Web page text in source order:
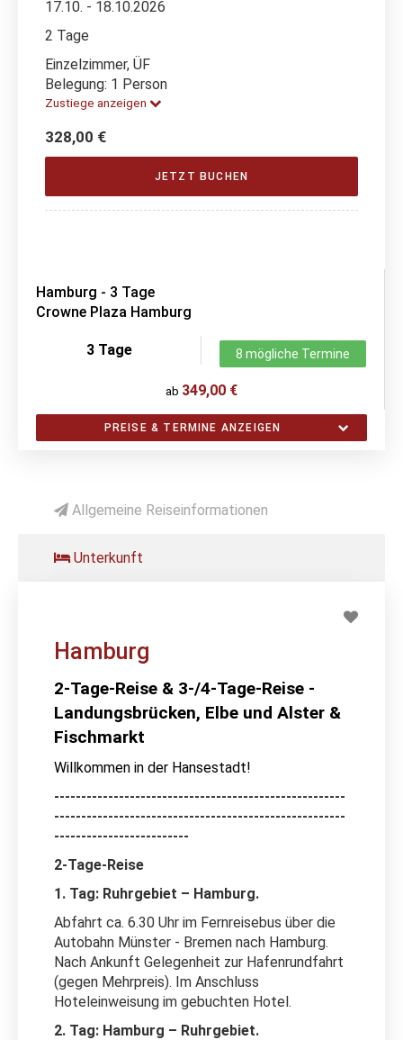
17.10. - 18.10.2026
2 Tage
Einzelzimmer, ÜF
Belegung: 1 Person
Zustiege anzeigen
328,00 €
JETZT BUCHEN
Hamburg - 3 Tage
Crowne Plaza Hamburg
3 Tage 8 mögliche Termine
ab 349,00 €
PREISE & TERMINE ANZEIGEN
Allgemeine Reiseinformationen
Unterkunft
Hamburg
2-Tage-Reise & 3-/4-Tage-Reise -
Landungsbrücken, Elbe und Alster &
Fischmarkt
Willkommen in der Hansestadt!
------------------------------------------------------
------------------------------------------------------
-------------------------
2-Tage-Reise
1. Tag: Ruhrgebiet – Hamburg.
Abfahrt ca. 6.30 Uhr im Fernreisebus über die
Autobahn Münster - Bremen nach Hamburg.
Nach Ankunft Gelegenheit zur Hafenrundfahrt
(gegen Mehrpreis). Im Anschluss
Hoteleinweisung im gebuchten Hotel.
2. Tag: Hamburg – Ruhrgebiet.